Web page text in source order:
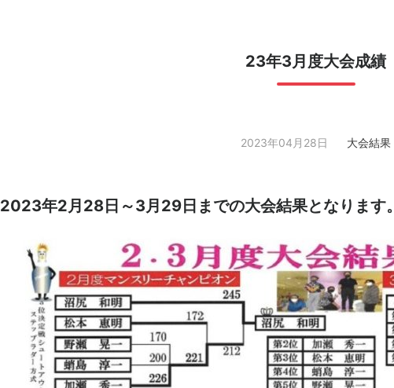
23年3月度大会成績
2023年04月28日 大会結果
2023年2月28日～3月29日までの大会結果となります。